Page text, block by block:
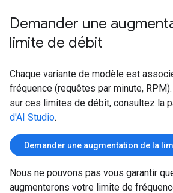
Demander une
limite de débit
Chaque variante de modèle est
fréquence (requêtes par minute,
sur ces limites de débit, consultez la
d'AI Studio.
Demander une augmentation de la
Nous ne pouvons pas vous garantir
augmenterons votre limite de